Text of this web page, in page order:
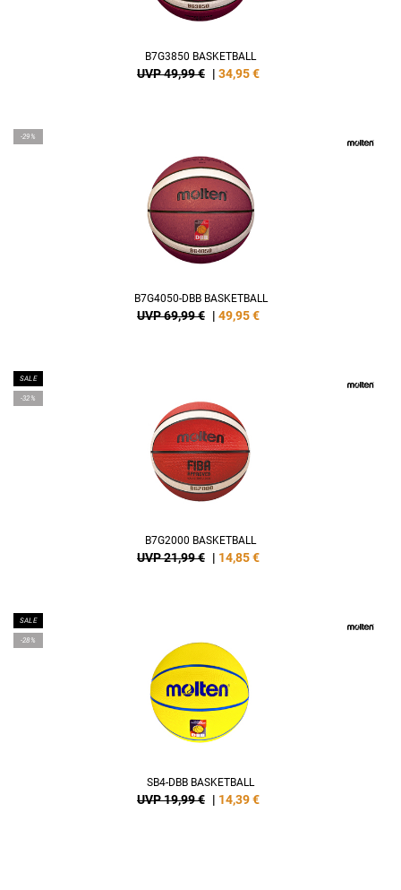
B7G3850 BASKETBALL
UVP 49,99 € | 34,95€
-29%
B7G4050-DBB BASKETBALL
UVP 69,99 € | 49,95€
SALE
-32%
B7G2000 BASKETBALL
UVP 21,99 € | 14,85€
SALE
-28%
SB4-DBB BASKETBALL
UVP 19,99 € | 14,39€